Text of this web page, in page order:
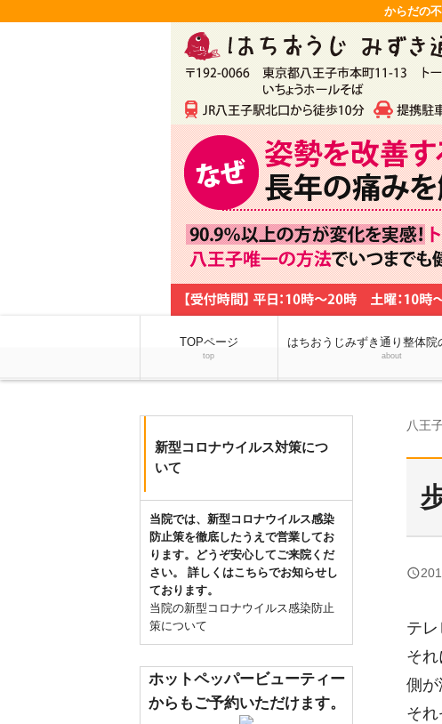
からだの
TOPページ
top
はちおうじみずき通り整体院
about
八王
query_builder
テ
そ
側が
そ
新型コロナウイルス対策につ
いて
当院では、新型コロナウイルス感染
防止策を徹底したうえで営業してお
ります。どうぞ安心してご来院くだ
さい。 詳しくはこちらでお知らせし
ております。
当院の新型コロナウイルス感染防止
策について
ホットペッパービューティー
からもご予約いただけます。